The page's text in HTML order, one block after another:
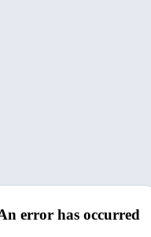
error has occurred